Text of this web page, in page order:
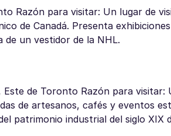
Razón para visitar: Un lugar de
de Canadá. Presenta
de un vestidor de la NHL.
de Toronto Razón para visitar:
de artesanos, cafés y eventos
patrimonio industrial del siglo XIX